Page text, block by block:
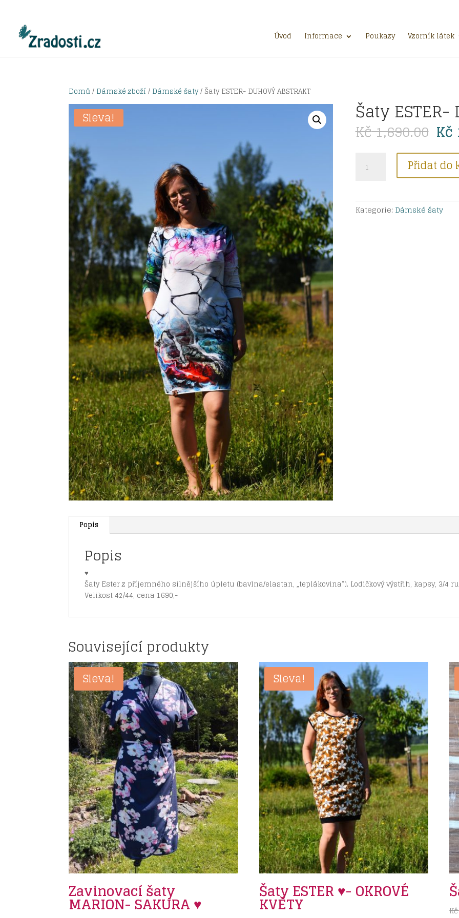
Úvod Informace Poukazy Vzorník látek
Domů/ Dámské zboží / Dámské šaty/ Šaty ESTER- DUHOVÝ ABSTRAKT
Sleva! Šaty ESTER-
Kč1,690.00
Kč
Kč
ESTER-
množství
Přidat do
Kategorie: Dámské šaty
Popis
Popis
♥
Šaty Ester z příjemného silnějšího úpletu (bavlna/elastan, „teplákovina“). Lodičkový výstřih, kapsy, 3/4
Velikost 42/44, cena 1690,-
Související produkty
Sleva!
Zavinovací šaty
MARION- SAKURA ♥
Sleva!
Šaty ESTER ♥- OKROVÉ
KVĚTY Kč